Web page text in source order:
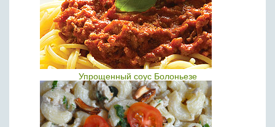
Упрощенный соус Болоньезе